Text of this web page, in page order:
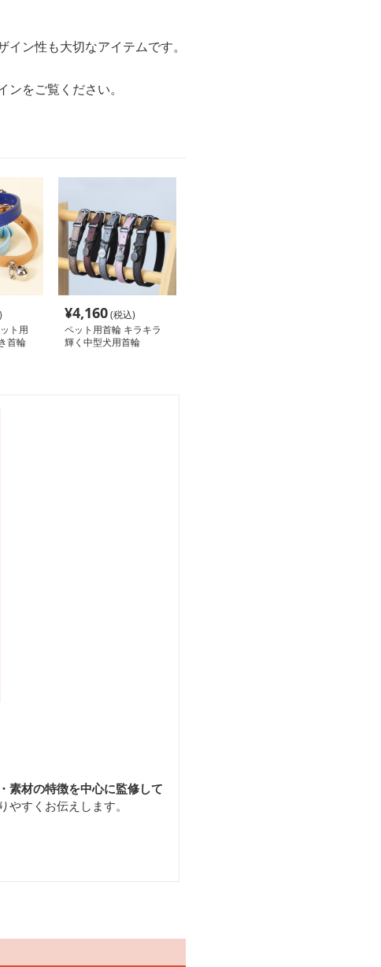
ン性も大切なアイテムです。
をご覧ください。
ト用
首輪
¥4,160(税込)
ペット用首輪 キラキラ
輝く中型犬用首輪
素材の特徴を中心に監修して
すくお伝えします。